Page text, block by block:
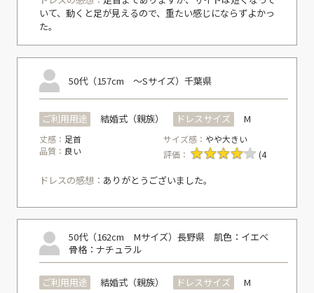
いて、動くと足が見えるので、重たい感じにならずよかっ
た。
50代（157cm ～Sサイズ） 千葉県
ご利用用途 結婚式（親族） ドレスサイズ M
丈感： 足首 サイズ感： やや大きい
品質： 良い 評価： (4
ドレスの感想： ありがとうございました。
50代（162cm Mサイズ） 長野県 肌色：イエベ
骨格：ナチュラル
ご利用用途 結婚式（親族） ドレスサイズ M